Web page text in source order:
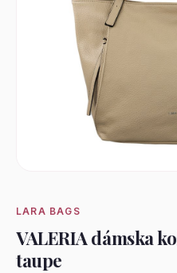
LARA BAGS
VALERIA dámska
taupe